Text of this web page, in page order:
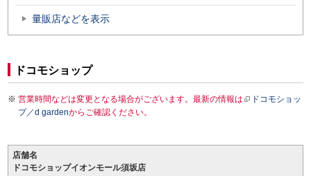
量販店などを表示
ドコモショップ
営業時間などは変更となる場合がございます。最新の情報は
ドコモショッ
プ／d gardenからご確認ください。
店舗名
ドコモショップイオンモール須坂店